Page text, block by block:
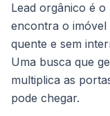
Lead orgânico é
encontra o imóvel
quente e sem
Uma busca que
multiplica as
pode chegar.